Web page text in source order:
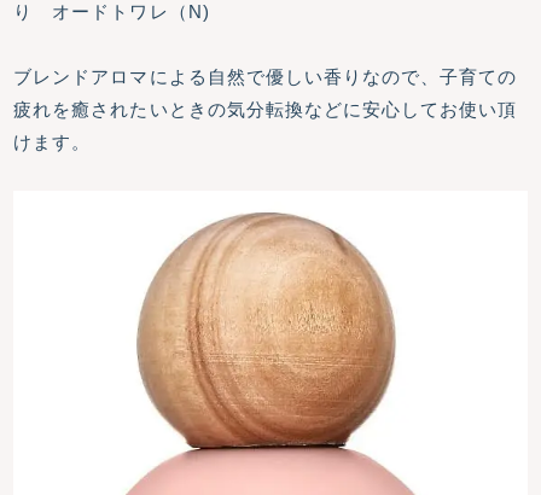
り オードトワレ（N)
ブレンドアロマによる自然で優しい香りなので、子育ての
疲れを癒されたいときの気分転換などに安心してお使い頂
けます。